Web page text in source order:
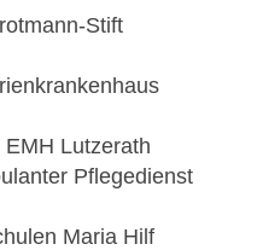
Stift
Lutzerath
Pflegedienst
Maria Hilf